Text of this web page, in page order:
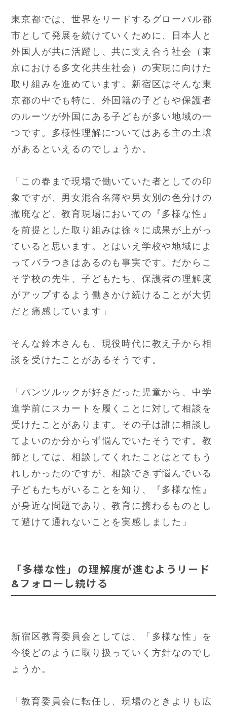
東京都では、世界をリードするグローバル都
市として発展を続けていくために、日本人と
外国人が共に活躍し、共に支え合う社会（東
京における多文化共生社会）の実現に向けた
取り組みを進めています。新宿区はそんな東
京都の中でも特に、外国籍の子どもや保護者
のルーツが外国にある子どもが多い地域の一
つです。多様性理解についてはある主の土壌
があるといえるのでしょうか。
「この春まで現場で働いていた者としての印
象ですが、男女混合名簿や男女別の色分けの
撤廃など、教育現場においての『多様な性』
を前提とした取り組みは徐々に成果が上がっ
ていると思います。とはいえ学校や地域によ
ってバラつきはあるのも事実です。だからこ
そ学校の先生、子どもたち、保護者の理解度
がアップするよう働きかけ続けることが大切
だと痛感しています」
そんな鈴木さんも、現役時代に教え子から相
談を受けたことがあるそうです。
「パンツルックが好きだった児童から、中学
進学前にスカートを履くことに対して相談を
受けたことがあります。その子は誰に相談し
てよいのか分からず悩んでいたそうです。教
師としては、相談してくれたことはとてもう
れしかったのですが、相談できず悩んでいる
子どもたちがいることを知り、『多様な性』
が身近な問題であり、教育に携わるものとし
て避けて通れないことを実感しました」
「多様な性」の理解度が進むようリード
&フォローし続ける
新宿区教育委員会としては、「多様な性」を
今後どのように取り扱っていく方針なのでし
ょうか。
「教育委員会に転任し、現場のときよりも広